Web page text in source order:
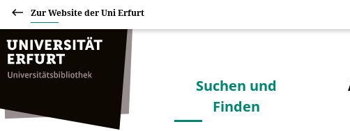
Zur Website der Uni Erfurt
Suchen und
Finden